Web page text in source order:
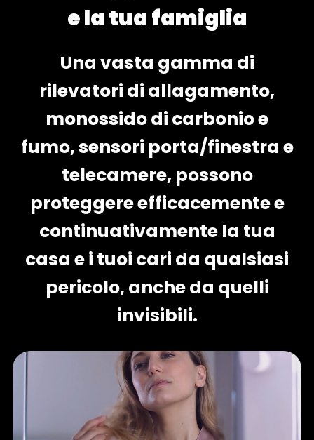
e la tua famiglia
Una vasta gamma di
rilevatori di allagamento,
monossido di carbonio e
fumo, sensori porta/finestra e
telecamere, possono
proteggere efficacemente e
continuativamente la tua
casa e i tuoi cari da qualsiasi
pericolo, anche da quelli
invisibili.